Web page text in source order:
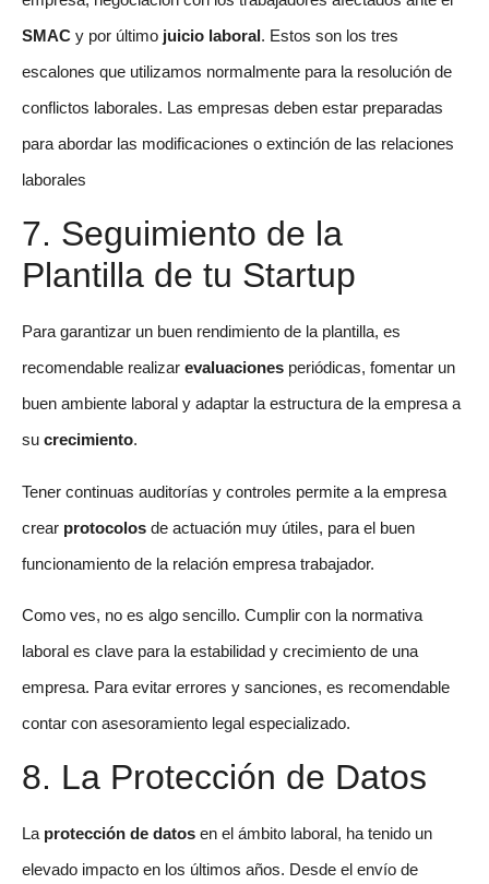
SMAC y por último juicio laboral. Estos son los tres
escalones que utilizamos normalmente para la resolución de
conflictos laborales. Las empresas deben estar preparadas
para abordar las modificaciones o extinción de las relaciones
laborales
7. Seguimiento de la
Plantilla de tu Startup
Para garantizar un buen rendimiento de la plantilla, es
recomendable realizar evaluaciones periódicas, fomentar un
buen ambiente laboral y adaptar la estructura de la empresa a
su crecimiento.
Tener continuas auditorías y controles permite a la empresa
crear protocolos de actuación muy útiles, para el buen
funcionamiento de la relación empresa trabajador.
Como ves, no es algo sencillo. Cumplir con la normativa
laboral es clave para la estabilidad y crecimiento de una
empresa. Para evitar errores y sanciones, es recomendable
contar con asesoramiento legal especializado.
8. La Protección de Datos
La protección de datos en el ámbito laboral, ha tenido un
elevado impacto en los últimos años. Desde el envío de